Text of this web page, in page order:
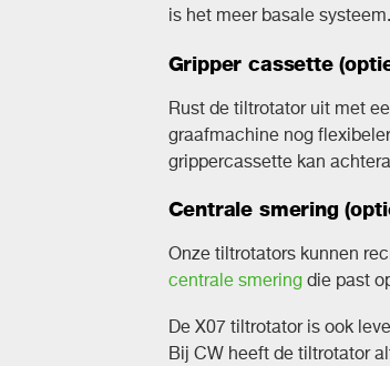
is het meer basale systeem.
Gripper cassette
Rust de tiltrotator uit met
graafmachine nog
grippercassette kan
Centrale smering
Onze tiltrotators kunnen
centrale smeringdie past
De X07 tiltrotator is ook
Bij CW heeft de tiltrotator